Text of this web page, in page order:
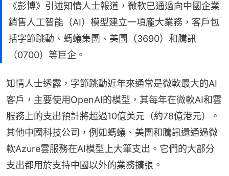
《彭博》引述知情人士報道，微軟已通過向中國企業
銷售人工智能（AI）模型建立一項龐大業務，客戶包
括字節跳動、螞蟻集團、美團（3690）和騰訊
（0700）等巨企。
知情人士透露，字節跳動近年來通常是微軟最大的AI
客戶，主要使用OpenAI的模型，其每年在微軟AI和雲
服務上的支出預計將超過10億美元（約78億港元）。
其他中國科技公司，例如螞蟻、美團和騰訊還通過微
軟Azure雲服務在AI模型上大筆支出。它們的大部分
支出都用於支持中國以外的業務擴張。